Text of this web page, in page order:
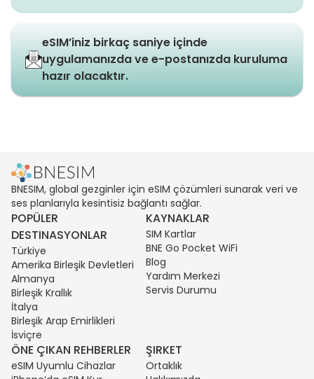
eSIM’iniz birkaç saniye içinde
uygulamanızda ve e-postanızda kuruluma
hazır olacaktır.
BNESIM, global gezginler için eSIM çözümleri sunarak veri ve
ses planlarıyla kesintisiz bağlantı sağlar.
POPÜLER
DESTINASYONLAR
Türkiye
Amerika Birleşik Devletleri
Almanya
Birleşik Krallık
İtalya
Birleşik Arap Emirlikleri
İsviçre
KAYNAKLAR
SIM Kartlar
BNE Go Pocket WiFi
Blog
Yardım Merkezi
Servis Durumu
ÖNE ÇIKAN REHBERLER
eSIM Uyumlu Cihazlar
ŞIRKET
Ortaklık